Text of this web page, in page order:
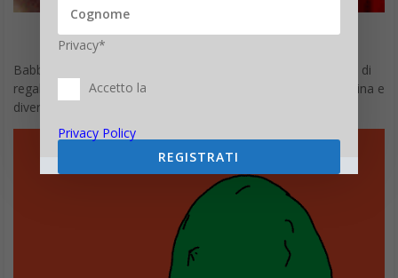
FRANCESCO MARINO
Immagini Buon Natale 2023: la raccolta di foto
natalizie da condividere, divertenti e simpatiche, da
scaricare gratis per WhatsApp, Facebook, Instagram e
Le Immagini Buon Natale 2025 sono il miglior modo per
Buon Natale 2025,mandare gli auguri con
simpatiche foto su WhatsApp, Facebook o
Instagram
apprezzato. Qui le Immagini Buon Natale 2025 con tantissime
fotografie e immagini da condividere e vi segnaliamo anche
strumenti dedicati alla personalizzazione delle foto.